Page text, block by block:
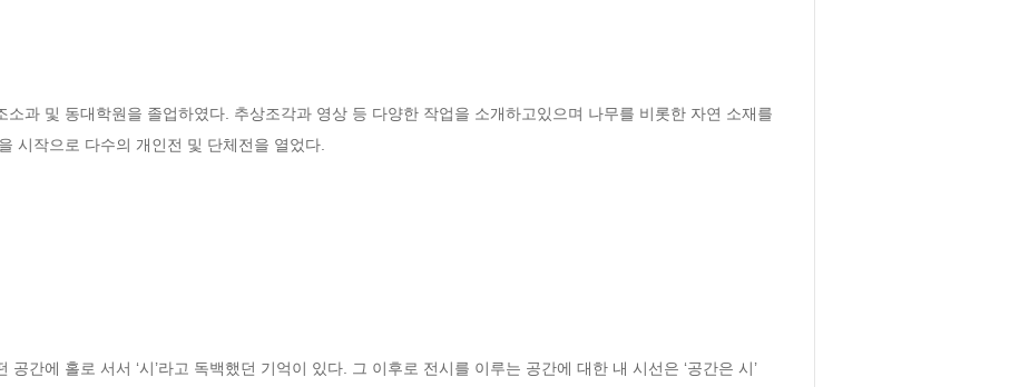
소과 및 동대학원을 졸업하였다. 추상조각과 영상 등 다양한 작업을 소개하고있으며 나무를 비롯한 자연 소재를
시작으로 다수의 개인전 및 단체전을 열었다.
공간에 홀로 서서 ‘시’라고 독백했던 기억이 있다. 그 이후로 전시를 이루는 공간에 대한 내 시선은 ‘공간은 시’